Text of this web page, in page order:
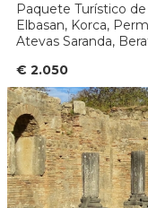
Paquete Turístico de
Elbasan, Korca,
Atevas Saranda,
€ 2.050